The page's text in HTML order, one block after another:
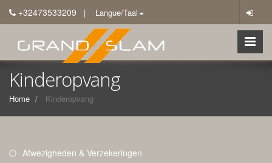
+32473533209 | Langue/Taal
Kinderopvang
Home Kinderopvang
Afwezigheden & Verzekeringen